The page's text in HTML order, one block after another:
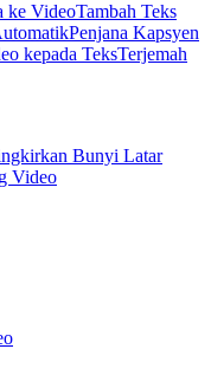
ke VideoTambah Teks
Penjana Kapsyen
kepada TeksTerjemah
Bunyi Latar
Video